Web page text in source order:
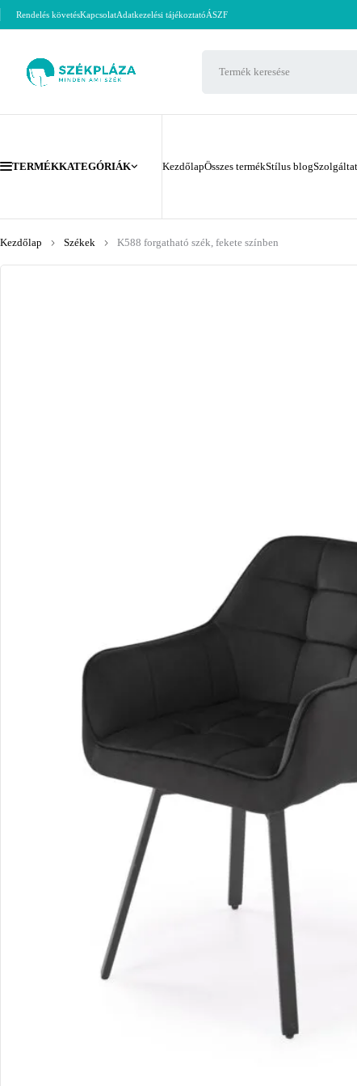
Rendelés követésKapcsolatAdatkezelési tájékoztatóÁSZF
TERMÉKKATEGÓRIÁK KezdőlapÖsszes termékStílus blog
Kezdőlap Székek K588 forgatható szék, fekete színben